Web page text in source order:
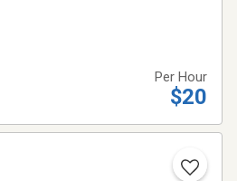
Per Hour
$20